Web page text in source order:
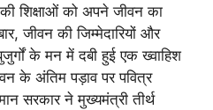
शिक्षाओं को अपने जीवन का
जीवन की जिम्मेदारियों और
के मन में दबी हुई एक ख्वाहिश
के अंतिम पड़ाव पर पवित्र
सरकार ने मुख्यमंत्री तीर्थ